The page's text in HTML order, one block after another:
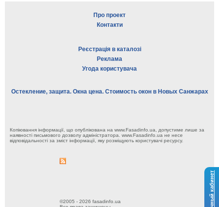
Личный кабинет
Про проект
Контакти
Реєстрація в каталозі
Реклама
Угода користувача
Остекление, защита. Окна цена. Стоимость окон в Новых Санжарах
Копіювання інформації, що опублікована на www.Fasadinfo.ua, допустиме лише за
наявності письмового дозволу адміністратора. www.Fasadinfo.ua не несе
відповідальності за зміст інформації, яку розміщують користувачі ресурсу.
©2005 - 2026 fasadinfo.ua